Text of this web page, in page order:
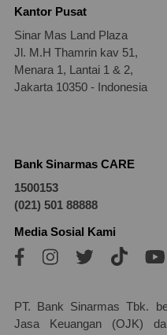
Kantor Pusat
Sinar Mas Land Plaza
Jl. M.H Thamrin kav 51,
Menara 1, Lantai 1 & 2,
Jakarta 10350 - Indonesia
Bank Sinarmas CARE
1500153
(021) 501 88888
Media Sosial Kami
PT. Bank Sinarmas Tbk.
Jasa Keuangan (OJK)